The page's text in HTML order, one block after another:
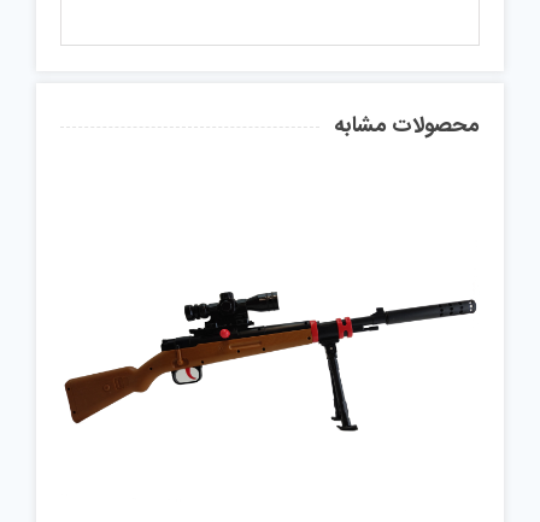
محصولات مشابه